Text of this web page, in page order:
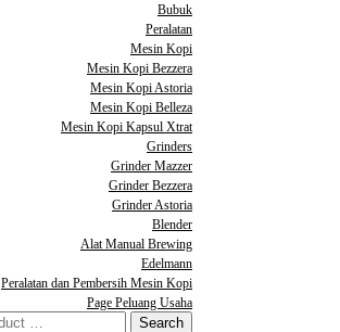
Bubuk
Peralatan
Mesin Kopi
Mesin Kopi Bezzera
Mesin Kopi Astoria
Mesin Kopi Belleza
Mesin Kopi Kapsul Xtrat
Grinders
Grinder Mazzer
Grinder Bezzera
Grinder Astoria
Blender
Alat Manual Brewing
Edelmann
Peralatan dan Pembersih Mesin Kopi
Page Peluang Usaha